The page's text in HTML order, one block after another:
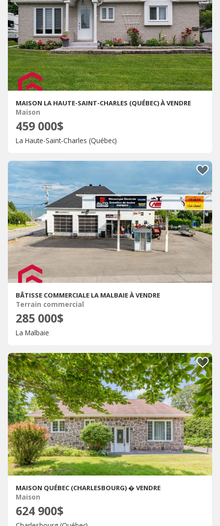
MAISON LA HAUTE-SAINT-CHARLES (QUÉBEC) À VENDRE
Maison
459 000$
La Haute-Saint-Charles (Québec)
BÂTISSE COMMERCIALE LA MALBAIE À VENDRE
Terrain commercial
285 000$
La Malbaie
MAISON QUÉBEC (CHARLESBOURG) � VENDRE
Maison
624 900$